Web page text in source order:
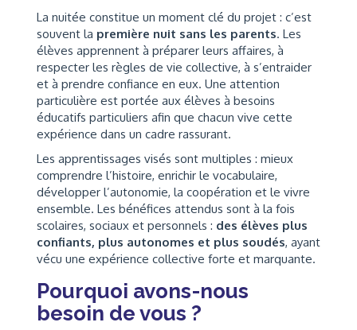
La nuitée constitue un moment clé du projet : c’est
souvent la première nuit sans les parents. Les
élèves apprennent à préparer leurs affaires, à
respecter les règles de vie collective, à s’entraider
et à prendre confiance en eux. Une attention
particulière est portée aux élèves à besoins
éducatifs particuliers afin que chacun vive cette
expérience dans un cadre rassurant.
Les apprentissages visés sont multiples : mieux
comprendre l’histoire, enrichir le vocabulaire,
développer l’autonomie, la coopération et le vivre
ensemble. Les bénéfices attendus sont à la fois
scolaires, sociaux et personnels : des élèves plus
confiants, plus autonomes et plus soudés, ayant
vécu une expérience collective forte et marquante.
Pourquoi avons-nous
besoin de vous ?